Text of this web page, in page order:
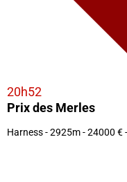
20h52
Prix des Merles
Harness - 2925m - 24000 €